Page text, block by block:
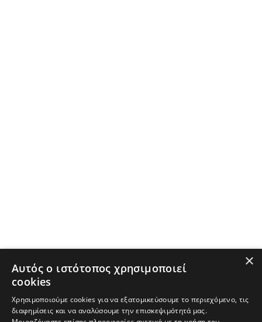
×
Αυτός ο ιστότοπος χρησιμοποιεί
cookies
Χρησιμοποιούμε cookies για να εξατομικεύσουμε το περιεχόμενο, τις
διαφημίσεις και να αναλύσουμε την επισκεψιμότητά μας.